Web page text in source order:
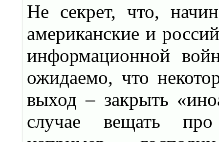
Не секрет, что,
американские и
информационной
ожидаемо, что
выход – закрыть
случае вещать про